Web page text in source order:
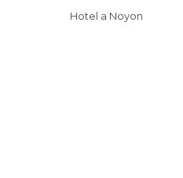
Hotel a Noyon